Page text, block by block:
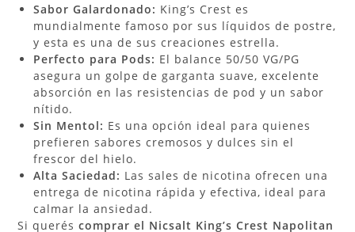
Sabor Galardonado: King’s Crest es
mundialmente famoso por sus líquidos de postre,
y esta es una de sus creaciones estrella.
Perfecto para Pods: El balance 50/50 VG/PG
asegura un golpe de garganta suave, excelente
absorción en las resistencias de pod y un sabor
nítido.
Sin Mentol: Es una opción ideal para quienes
prefieren sabores cremosos y dulces sin el
frescor del hielo.
Alta Saciedad: Las sales de nicotina ofrecen una
entrega de nicotina rápida y efectiva, ideal para
calmar la ansiedad.
Si queréscomprar el Nicsalt King’s Crest Napolitan